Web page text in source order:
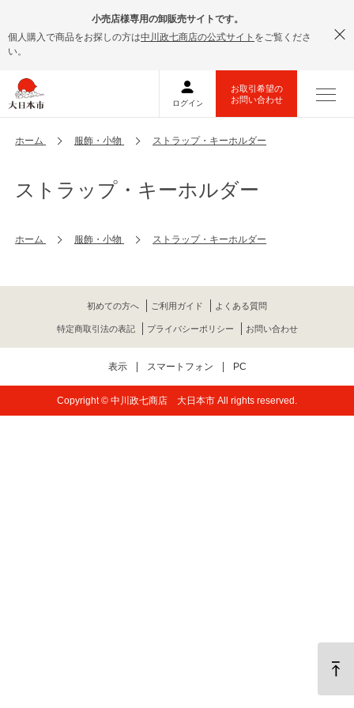
小売店様専用の卸販売サイトです。
個人購入で商品をお探しの方は中川政七商店の公式サイト をご覧くださ
い。
ホーム 服飾・小物 ストラップ・キーホルダー
ストラップ・キーホルダー
ホーム 服飾・小物 ストラップ・キーホルダー
初めての方へ ご利用ガイド よくある質問
特定商取引法の表記 プライバシーポリシー お問い合わせ
表示 スマートフォン PC
Copyright © 中川政七商店 大日本市 All rights reserved.